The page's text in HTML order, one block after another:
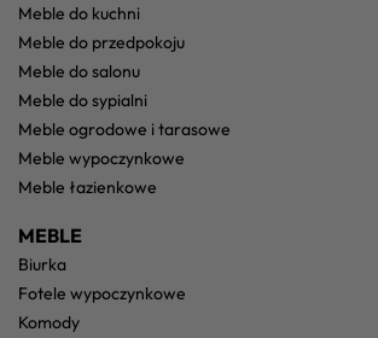
meble do kuchni
meble do przedpokoju
meble do salonu
meble do sypialni
meble ogrodowe i tarasowe
meble wypoczynkowe
meble łazienkowe
MEBLE
biurka
fotele wypoczynkowe
komody